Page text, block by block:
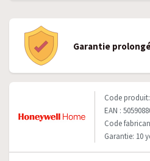
Garantie
Code produit:
EAN :
Code
Garantie: 10